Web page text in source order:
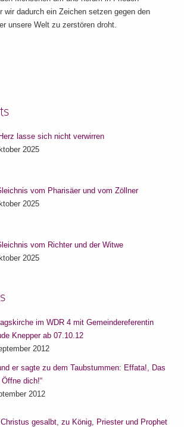
wir dadurch ein Zeichen setzen gegen den
unsere Welt zu zerstören droht.
lasse sich nicht verwirren
2025
vom Pharisäer und vom Zöllner
2025
vom Richter und der Witwe
2025
im WDR 4 mit Gemeindereferentin
Knepper ab 07.10.12
2012
er sagte zu dem Taubstummen: Effata!, Das
dich!“
2012
gesalbt, zu König, Priester und Prophet